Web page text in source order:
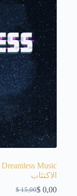
الاكتئاب
$15,00$ 0,00